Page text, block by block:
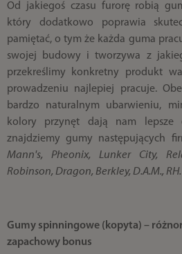
Od jakiegoś czasu furorę robią
który dodatkowo poprawia
pamiętać, o tym że każda guma
swojej budowy i tworzywa z
przekreślimy konkretny produkt
prowadzeniu najlepiej pracuje.
bardzo naturalnym ubarwieniu,
kolory przynęt dają nam lepsze
znajdziemy gumy następujących
Mann's, Pheonix, Lunker City,
Robinson, Dragon, Berkley, D.A.M., RH.
Gumy spinningowe (kopyta) –
zapachowy bonus